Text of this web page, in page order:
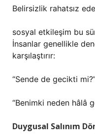
Belirsizlik rahatsız
sosyal etkileşim bu
İnsanlar genellikle
karşılaştırır:
“Sende de gecikti
“Benimki neden hâlâ
Duygusal Salınım